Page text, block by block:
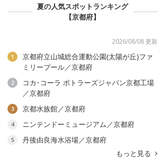
夏の人気スポットランキング
【京都府】
2026/08/08 更新
1
京都府立山城総合運動公園(太陽が丘)ファ
ミリープール／京都府
2
コカ･コーラ ボトラーズジャパン京都工場
／京都府
3 京都水族館／京都府
4 ニンテンドーミュージアム／京都府
5
丹後由良海水浴場／京都府
もっと見る